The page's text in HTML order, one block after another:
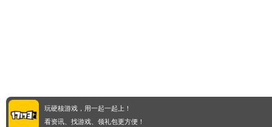
玩硬核游戏，用一起一起上！
看资讯、找游戏、领礼包更方便！